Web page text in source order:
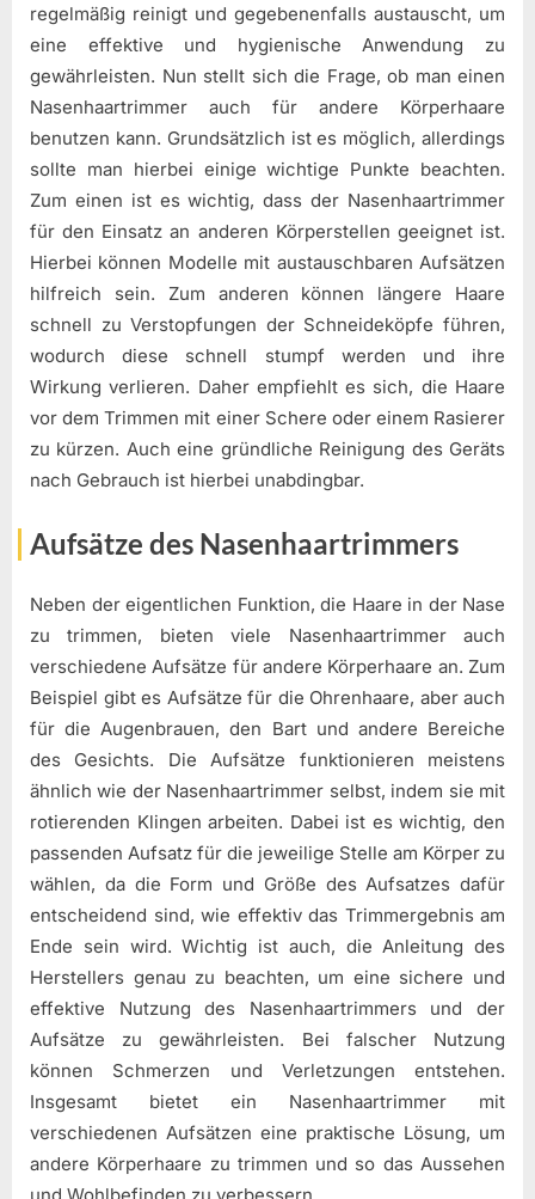
regelmäßig reinigt und gegebenenfalls austauscht, um
eine effektive und hygienische Anwendung zu
gewährleisten. Nun stellt sich die Frage, ob man einen
Nasenhaartrimmer auch für andere Körperhaare
benutzen kann. Grundsätzlich ist es möglich, allerdings
sollte man hierbei einige wichtige Punkte beachten.
Zum einen ist es wichtig, dass der Nasenhaartrimmer
für den Einsatz an anderen Körperstellen geeignet ist.
Hierbei können Modelle mit austauschbaren Aufsätzen
hilfreich sein. Zum anderen können längere Haare
schnell zu Verstopfungen der Schneideköpfe führen,
wodurch diese schnell stumpf werden und ihre
Wirkung verlieren. Daher empfiehlt es sich, die Haare
vor dem Trimmen mit einer Schere oder einem Rasierer
zu kürzen. Auch eine gründliche Reinigung des Geräts
nach Gebrauch ist hierbei unabdingbar.
Aufsätze des Nasenhaartrimmers
Neben der eigentlichen Funktion, die Haare in der Nase
zu trimmen, bieten viele Nasenhaartrimmer auch
verschiedene Aufsätze für andere Körperhaare an. Zum
Beispiel gibt es Aufsätze für die Ohrenhaare, aber auch
für die Augenbrauen, den Bart und andere Bereiche
des Gesichts. Die Aufsätze funktionieren meistens
ähnlich wie der Nasenhaartrimmer selbst, indem sie mit
rotierenden Klingen arbeiten. Dabei ist es wichtig, den
passenden Aufsatz für die jeweilige Stelle am Körper zu
wählen, da die Form und Größe des Aufsatzes dafür
entscheidend sind, wie effektiv das Trimmergebnis am
Ende sein wird. Wichtig ist auch, die Anleitung des
Herstellers genau zu beachten, um eine sichere und
effektive Nutzung des Nasenhaartrimmers und der
Aufsätze zu gewährleisten. Bei falscher Nutzung
können Schmerzen und Verletzungen entstehen.
Insgesamt bietet ein Nasenhaartrimmer mit
verschiedenen Aufsätzen eine praktische Lösung, um
andere Körperhaare zu trimmen und so das Aussehen
und Wohlbefinden zu verbessern.